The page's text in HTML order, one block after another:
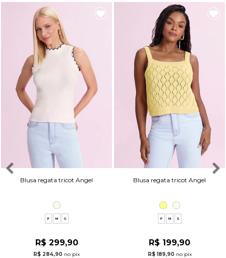
Blusa regata tricot Angel
P M G
R$ 299,90
R$ 284,90 no pix
Blusa regata tricot Angel
P M G
R$ 199,90
R$ 189,90 no pix